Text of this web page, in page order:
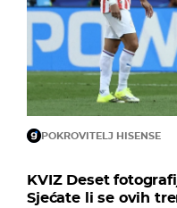
POKROVITELJ HISENSE
KVIZ Deset
Sjećate li se ovih